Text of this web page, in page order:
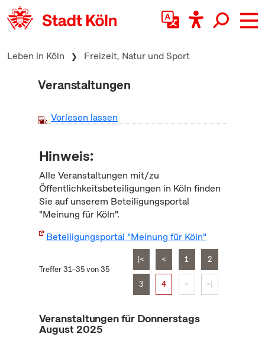
zum Inhalt springen
Leben in Köln Freizeit, Natur und Sport
Veranstaltungen
Vorlesen lassen
Hinweis:
Alle Veranstaltungen mit/zu
Öffentlichkeitsbeteiligungen in Köln finden
Sie auf unserem Beteiligungsportal
"Meinung für Köln".
Beteiligungsportal "Meinung für Köln"
Treffer 31–35 von 35
|< < 1 2
3 4 > >|
Veranstaltungen für Donnerstags
August 2025